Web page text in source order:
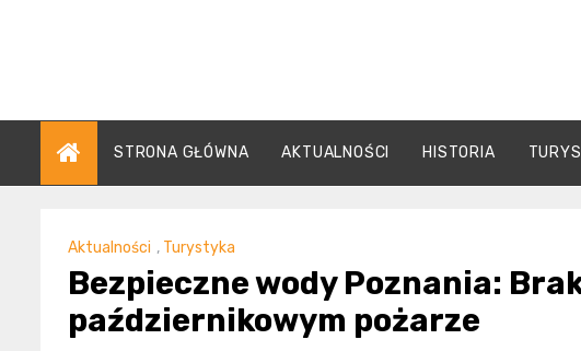
STRONA GŁÓWNA AKTUALNOŚCI HISTORIA
Aktualności , Turystyka
Bezpieczne wody Poznania:
październikowym pożarze